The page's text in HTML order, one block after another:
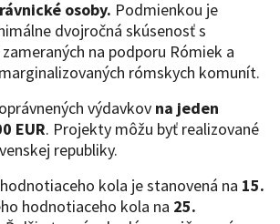
osoby. Podmienkou je
dvojročná skúsenosť s
na podporu Rómiek a
rómskych komunít.
výdavkov na jeden
EUR. Projekty môžu byť realizované
republiky.
kola je stanovená na 15.
hodnotiaceho kola na 25.